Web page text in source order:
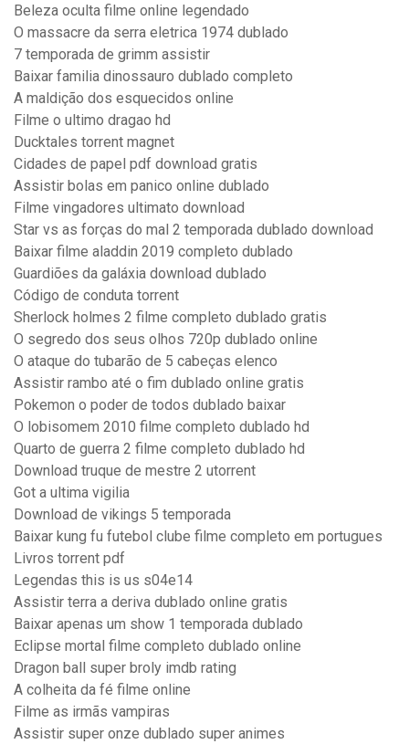
Beleza oculta filme online legendado
O massacre da serra eletrica 1974 dublado
7 temporada de grimm assistir
Baixar familia dinossauro dublado completo
A maldição dos esquecidos online
Filme o ultimo dragao hd
Ducktales torrent magnet
Cidades de papel pdf download gratis
Assistir bolas em panico online dublado
Filme vingadores ultimato download
Star vs as forças do mal 2 temporada dublado download
Baixar filme aladdin 2019 completo dublado
Guardiões da galáxia download dublado
Código de conduta torrent
Sherlock holmes 2 filme completo dublado gratis
O segredo dos seus olhos 720p dublado online
O ataque do tubarão de 5 cabeças elenco
Assistir rambo até o fim dublado online gratis
Pokemon o poder de todos dublado baixar
O lobisomem 2010 filme completo dublado hd
Quarto de guerra 2 filme completo dublado hd
Download truque de mestre 2 utorrent
Got a ultima vigilia
Download de vikings 5 temporada
Baixar kung fu futebol clube filme completo em portugues
Livros torrent pdf
Legendas this is us s04e14
Assistir terra a deriva dublado online gratis
Baixar apenas um show 1 temporada dublado
Eclipse mortal filme completo dublado online
Dragon ball super broly imdb rating
A colheita da fé filme online
Filme as irmãs vampiras
Assistir super onze dublado super animes